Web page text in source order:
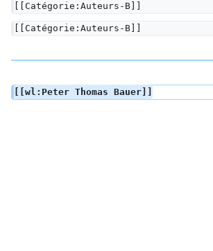
[[Catégorie:Auteurs-B]]
[[Catégorie:Auteurs-B]]
[[wl:Peter Thomas Bauer]]